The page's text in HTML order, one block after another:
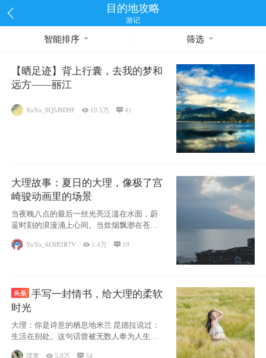
目的地攻略
游记
智能排序 筛选
【晒足迹】背上行囊，去我的梦和
远方——丽江
YoYo_0Q5J9D9F  10.5万 41
大理故事：夏日的大理，像极了宫
崎骏动画里的场景
当夜晚八点的最后一丝光亮泛滥在水面，蔚
蓝时刻的浪漫涌上心间。当炊烟飘渺在苍山
YoYo_6C6P2R7V  1.4万  19
手写一封情书，给大理的柔软
时光
大理：你是诗意的栖息地米兰 昆德拉说过：
生活在别处。这句话曾被无数人奉为人生信
条，并
滢萱 5.8万 34